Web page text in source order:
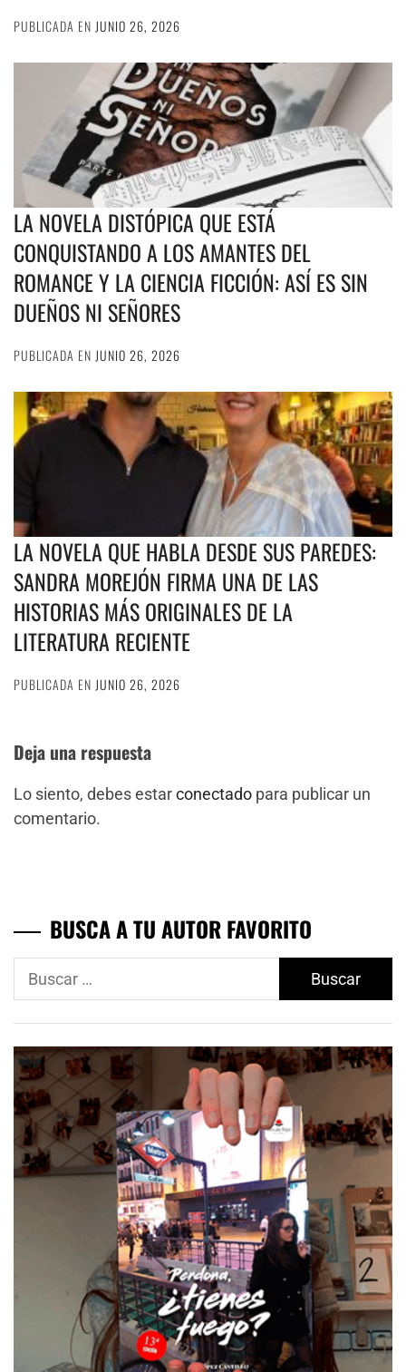
PUBLICADA EN JUNIO 26, 2026
LA NOVELA DISTÓPICA QUE ESTÁ
CONQUISTANDO A LOS AMANTES DEL
ROMANCE Y LA CIENCIA FICCIÓN: ASÍ ES SIN
DUEÑOS NI SEÑORES
PUBLICADA EN JUNIO 26, 2026
LA NOVELA QUE HABLA DESDE SUS PAREDES:
SANDRA MOREJÓN FIRMA UNA DE LAS
HISTORIAS MÁS ORIGINALES DE LA
LITERATURA RECIENTE
PUBLICADA EN JUNIO 26, 2026
Deja una respuesta
Lo siento, debes estarconectado para publicar un
comentario.
BUSCA A TU AUTOR FAVORITO
Buscar: